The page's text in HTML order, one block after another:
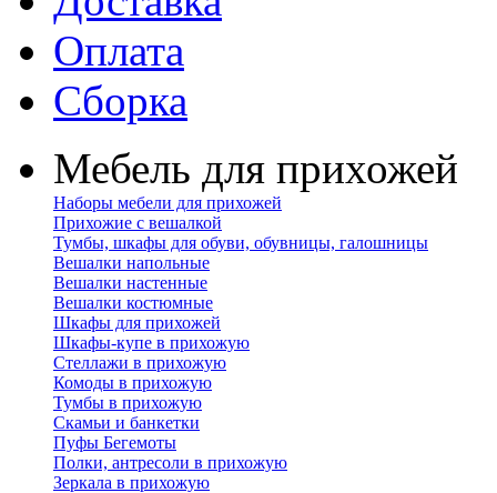
Оплата
Сборка
Мебель для прихожей
Наборы мебели для прихожей
Прихожие с вешалкой
Тумбы, шкафы для обуви, обувницы, галошницы
Вешалки напольные
Вешалки настенные
Вешалки костюмные
Шкафы для прихожей
Шкафы-купе в прихожую
Стеллажи в прихожую
Комоды в прихожую
Тумбы в прихожую
Скамьи и банкетки
Пуфы Бегемоты
Полки, антресоли в прихожую
Зеркала в прихожую